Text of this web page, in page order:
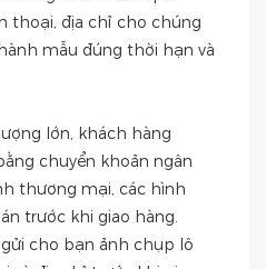
thoại, địa chỉ cho chúng
mẫu đúng thời hạn và
chuyển khoản ngân
thương mại, các hình
trước khi giao hàng.